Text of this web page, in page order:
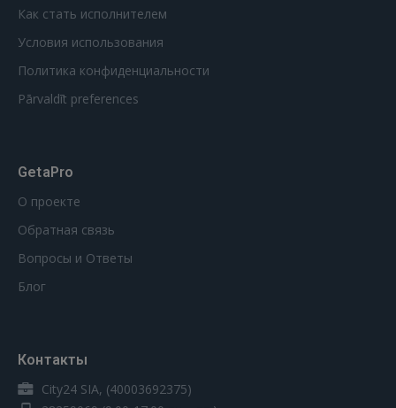
Как стать исполнителем
Условия использования
Политика конфиденциальности
Pārvaldīt preferences
GetaPro
О проекте
Обратная связь
Вопросы и Ответы
Блог
Контакты
City24 SIA, (40003692375)